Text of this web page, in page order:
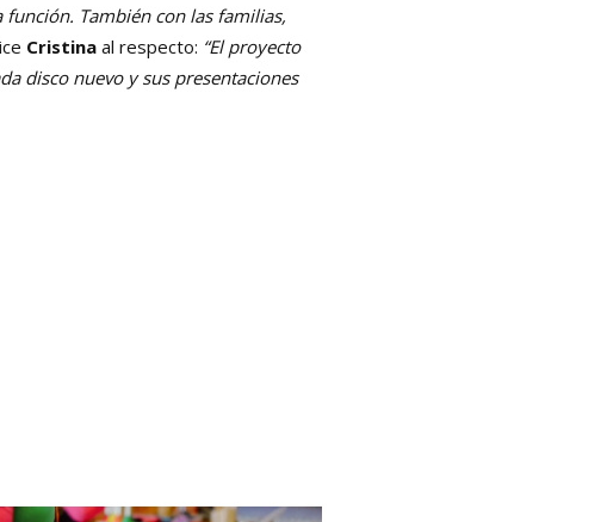
También con las familias,
Cristina al respecto: “El proyecto
disco nuevo y sus presentaciones